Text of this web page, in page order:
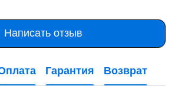
Написать отзыв
Гарантия Возврат